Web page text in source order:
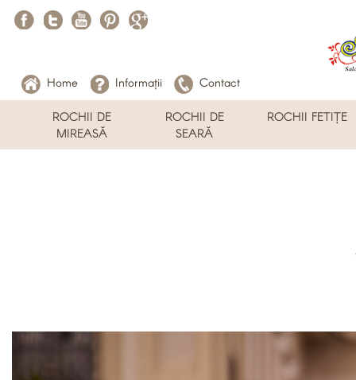
Home Informații Contact
ROCHII DE
MIREASĂ
ROCHII DE
SEARĂ
ROCHII FETIȚE